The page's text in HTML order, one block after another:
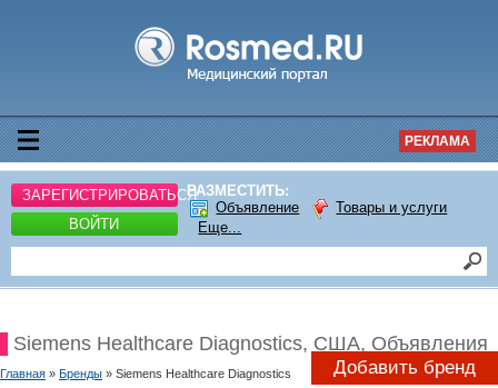
РЕКЛАМА
ЗАРЕГИСТРИРОВАТЬСЯ
ВОЙТИ
РАЗМЕСТИТЬ:
Объявление
Товары и услуги
Еще...
Siemens Healthcare Diagnostics, США, Объявления
Главная » Бренды » Siemens Healthcare Diagnostics Добавить бренд